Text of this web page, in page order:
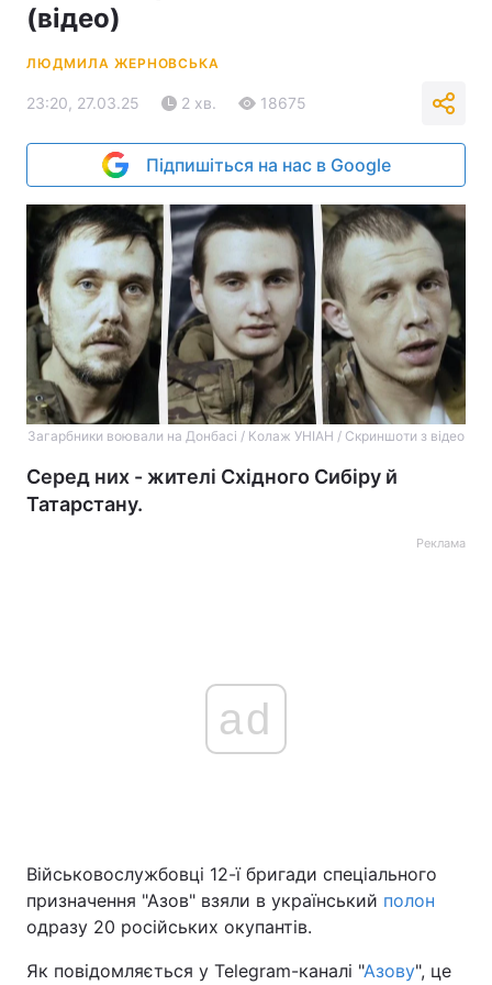
(відео)
ЛЮДМИЛА ЖЕРНОВСЬКА
23:20, 27.03.25 2 хв. 18675
Підпишіться на нас в Google
Загарбники воювали на Донбасі / Колаж УНІАН / Скриншоти з відео
Серед них - жителі Східного Сибіру й
Татарстану.
Реклама
ad
Військовослужбовці 12-ї бригади спеціального
призначення "Азов" взяли в український полон
одразу 20 російських окупантів.
Як повідомляється у Telegram-каналі "Азову", це